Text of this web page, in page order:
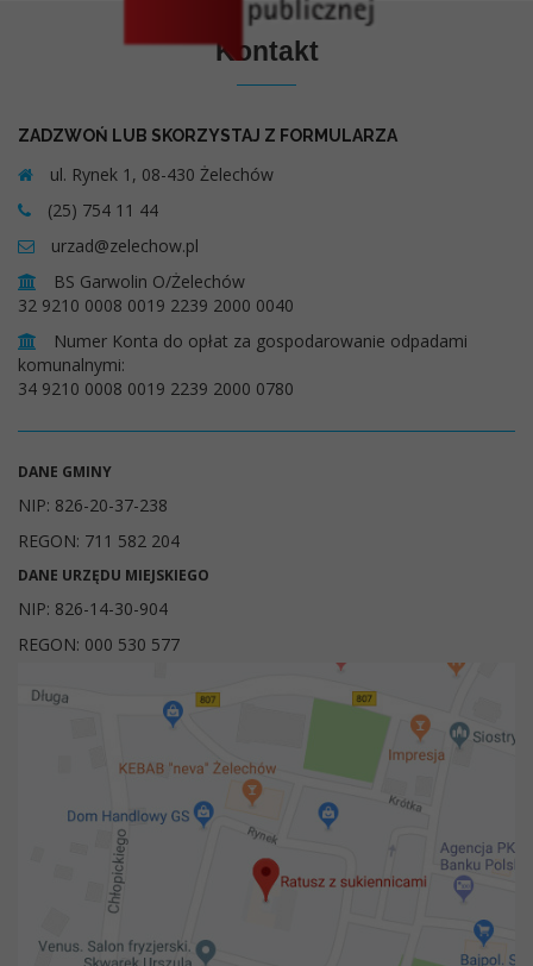
Kontakt
ZADZWOŃ LUB SKORZYSTAJ Z FORMULARZA
ul. Rynek 1, 08-430 Żelechów
(25) 754 11 44
urzad@zelechow.pl
BS Garwolin O/Żelechów
32 9210 0008 0019 2239 2000 0040
Numer Konta do opłat za gospodarowanie odpadami
komunalnymi:
34 9210 0008 0019 2239 2000 0780
DANE GMINY
NIP: 826-20-37-238
REGON: 711 582 204
DANE URZĘDU MIEJSKIEGO
NIP: 826-14-30-904
REGON: 000 530 577